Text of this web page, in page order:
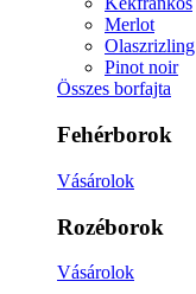
Merlot
Olaszrizling
Pinot noir
Összes borfajta
Fehérborok
Vásárolok
Rozéborok
Vásárolok